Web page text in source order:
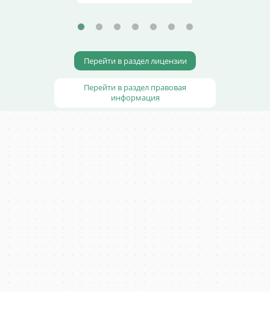
Перейти в раздел лицензии
Перейти в раздел правовая
информация